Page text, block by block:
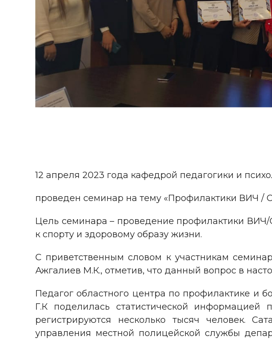
12 апреля 2023 года кафедрой педагогики и
проведен семинар на тему «Профилактики ВИЧ
Цель семинара – проведение профилактики
к спорту и здоровому образу жизни.
С приветственным словом к участникам
Ажгалиев М.К., отметив, что данный вопрос в
Педагог областного центра по профилактике и
Г.К поделилась статистической
регистрируются несколько тысяч человек.
управления местной полицейской службы